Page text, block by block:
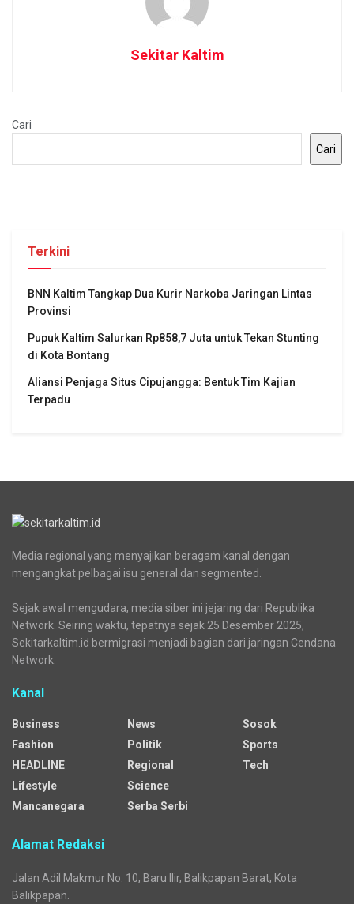
Sekitar Kaltim
Cari
Cari
Terkini
BNN Kaltim Tangkap Dua Kurir Narkoba Jaringan Lintas
Provinsi
Pupuk Kaltim Salurkan Rp858,7 Juta untuk Tekan Stunting
di Kota Bontang
Aliansi Penjaga Situs Cipujangga: Bentuk Tim Kajian
Terpadu
Media regional yang menyajikan beragam kanal dengan
mengangkat pelbagai isu general dan segmented.
Sejak awal mengudara, media siber ini jejaring dari Republika
Network. Seiring waktu, tepatnya sejak 25 Desember 2025,
Sekitarkaltim.id bermigrasi menjadi bagian dari jaringan Cendana
Network.
Kanal
Business
Fashion
HEADLINE
Lifestyle
Mancanegara
News
Politik
Regional
Science
Serba Serbi
Sosok
Sports
Tech
Alamat Redaksi
Jalan Adil Makmur No. 10, Baru Ilir, Balikpapan Barat, Kota
Balikpapan.